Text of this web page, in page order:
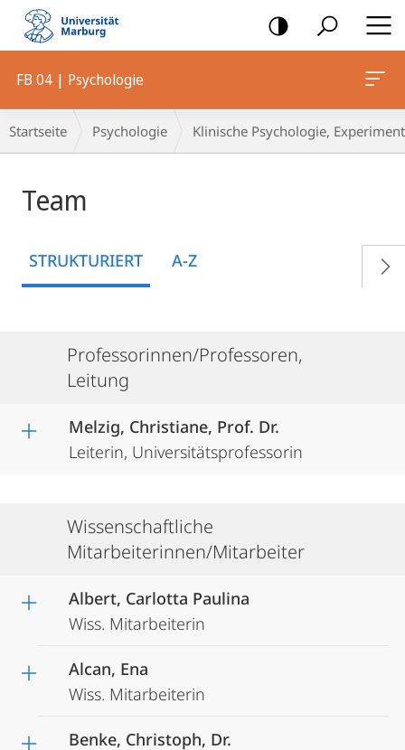
Mobile-
Navigation
FB 04 | Psychologie
Breadcrumb-
Navigation
Startseite Psychologie Klinische Psychologie,
Team
STRUKTURIERT A-Z
Professorinnen/Professoren,
Leitung
Melzig, Christiane, Prof. Dr.
Leiterin, Universitätsprofessorin
Wissenschaftliche
Mitarbeiterinnen/Mitarbeiter
Albert, Carlotta Paulina
Wiss. Mitarbeiterin
Alcan, Ena
Wiss. Mitarbeiterin
Benke, Christoph, Dr.